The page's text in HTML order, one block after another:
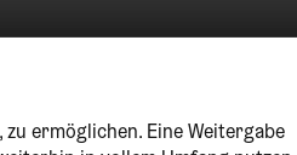
ermöglichen. Eine Weitergabe